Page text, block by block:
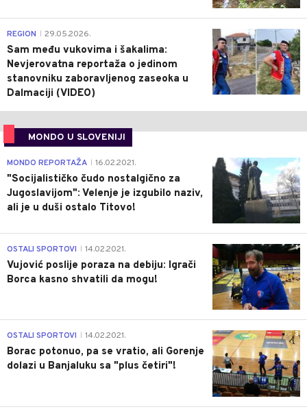
0
REGION 29.05.2026.
Sam među vukovima i šakalima:
Nevjerovatna reportaža o jedinom
stanovniku zaboravljenog zaseoka u
Dalmaciji (VIDEO)
MONDO U SLOVENIJI
4
MONDO REPORTAŽA 16.02.2021.
"Socijalističko čudo nostalgično za
Jugoslavijom": Velenje je izgubilo naziv,
ali je u duši ostalo Titovo!
1
OSTALI SPORTOVI 14.02.2021.
Vujović poslije poraza na debiju: Igrači
Borca kasno shvatili da mogu!
3
OSTALI SPORTOVI 14.02.2021.
Borac potonuo, pa se vratio, ali Gorenje
dolazi u Banjaluku sa "plus četiri"!